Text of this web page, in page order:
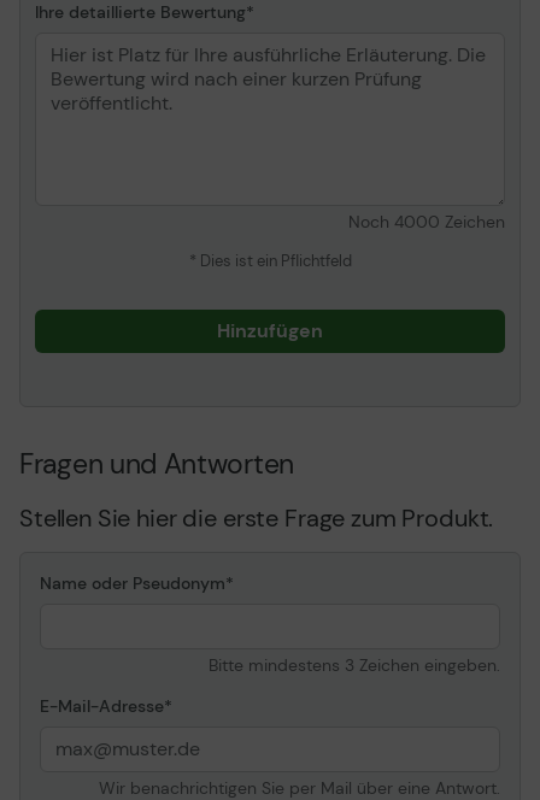
Ihre detaillierte Bewertung
Noch 4000 Zeichen
* Dies ist ein Pflichtfeld
Hinzufügen
Fragen und Antworten
Stellen Sie hier die erste Frage zum Produkt.
Name oder Pseudonym
Bitte mindestens 3 Zeichen eingeben.
E-Mail-Adresse
Wir benachrichtigen Sie per Mail über eine Antwort.